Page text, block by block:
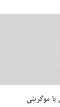
موگرینی